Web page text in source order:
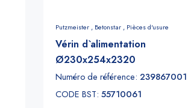
Putzmeister , Betonstar , Pièces d'usure
Vérin d`alimentation
Ø230x254x2320
Numéro de référence: 239867001
CODE BST: 55710061